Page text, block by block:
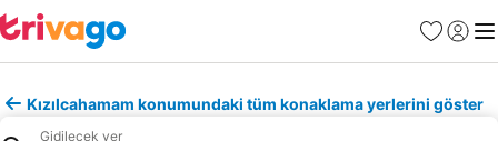
Favoriler
Giriş
Kızılcahamam konumundaki tüm konaklama yerlerini göster
Gidilecek yer